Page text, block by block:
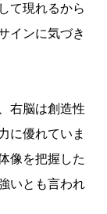
て現れるから
インに気づき
右脳は創造性
に優れていま
像を把握した
いとも言われ